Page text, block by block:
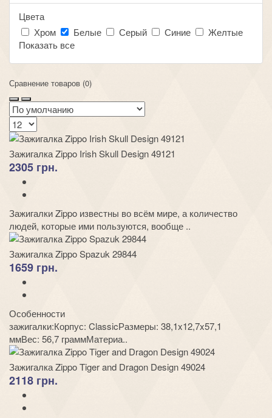
Цвета
Хром
Белые Серый Синие
Желтые
Показать все
Сравнение товаров (0)
Зажигалка Zippo Irish Skull Design 49121
2305 грн.
Зажигалки Zippo известны во всём мире, а количество
людей, которые ими пользуются, вообще ..
Зажигалка Zippo Spazuk 29844
1659 грн.
Особенности
зажигалки:Корпус: ClassicРазмеры: 38,1x12,7x57,1
ммВес: 56,7 граммМатериа..
Зажигалка Zippo Tiger and Dragon Design 49024
2118 грн.